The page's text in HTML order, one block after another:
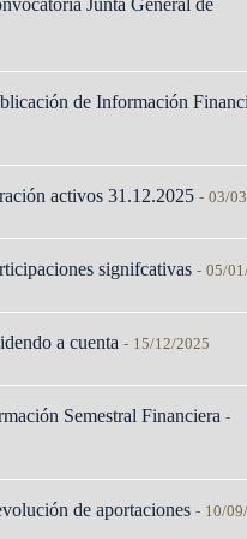
Junta General de
de Información
activos 31.12.2025 - 03/
signifcativas - 05/
a cuenta - 15/12/2025
Semestral Financiera -
de aportaciones - 10/